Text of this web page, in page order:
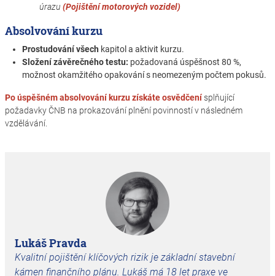
úrazu (Pojištění motorových vozidel)
Absolvování kurzu
Prostudování všech kapitol a aktivit kurzu.
Složení závěrečného testu: požadovaná úspěšnost 80 %,
možnost okamžitého opakování s neomezeným počtem pokusů.
Po úspěšném absolvování kurzu získáte osvědčenísplňující
požadavky ČNB na prokazování plnění povinností v následném
vzdělávání.
Lukáš Pravda
Kvalitní pojištění klíčových rizik je základní stavební
kámen finančního plánu. Lukáš má 18 let praxe ve